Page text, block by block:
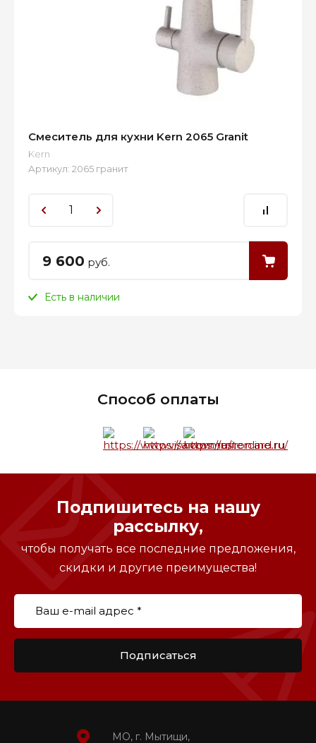
Смеситель для кухни Kern 2065 Granit
Kern
Артикул: 2065 гранит
9 600 руб.
Есть в наличии
Способ оплаты
Подпишитесь на нашу
рассылку,
чтобы получать все последние предложения,
скидки и другие преимущества!
Подписаться
МО, г. Мытищи,